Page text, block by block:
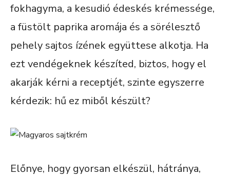
fokhagyma, a kesudió édeskés krémessége,
a füstölt paprika aromája és a sörélesztő
pehely sajtos ízének együttese alkotja. Ha
ezt vendégeknek készíted, biztos, hogy el
akarják kérni a receptjét, szinte egyszerre
kérdezik: hű ez miből készült?
Előnye, hogy gyorsan elkészül, hátránya,